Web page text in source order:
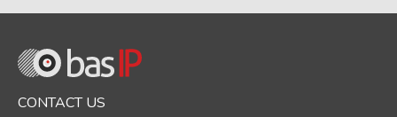
CONTACT US